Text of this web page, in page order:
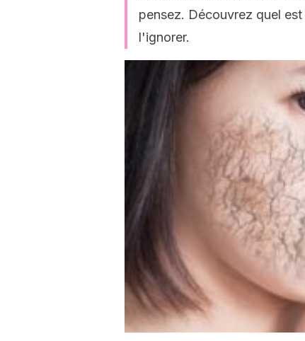
pensez. Découvrez quel
l'ignorer.